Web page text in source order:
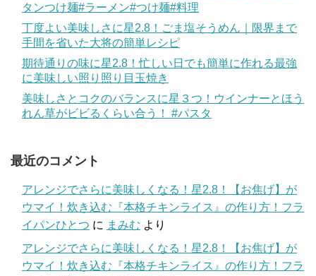
タンつけ麺#ラーメン#つけ麺#料理
丁度よい美味しさに星2.8！ごま塩そうめん｜限界まで
手間を省いた大将の簡単レシピ
期待通りの味に星2.8！忙しい日でも簡単に作れる最強
に美味しい照り照り目玉焼き
美味しさとコクのバランスに星３つ！ウインナーとほう
れん草がビビるくらい合う！ #パスタ
最近のコメント
アレンジでさらに美味しくなる！星2.8！【お焦げ】が
ウマイ！炊き込む『本格チキンライス』の作り方！フラ
イパンひとつ に まみむ より
アレンジでさらに美味しくなる！星2.8！【お焦げ】が
ウマイ！炊き込む『本格チキンライス』の作り方！フラ